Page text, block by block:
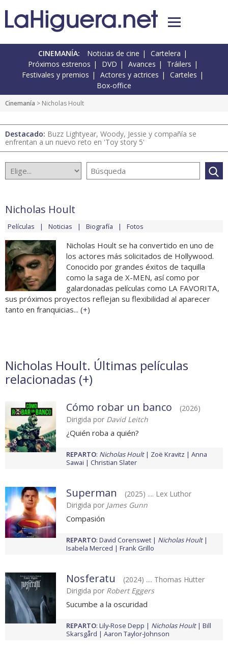
CINEMANÍA: Noticias de cine
Cartelera
Próximos estrenos
DVD Avances
Tráilers
Festivales y premios
Actores y actrices
Carteles
Box-office
Cinemanía > Nicholas Hoult
Destacado: Buzz Lightyear, Woody, Jessie y compañía se
enfrentan a un nuevo reto en 'Toy story 5'
Nicholas Hoult
Películas Noticias Biografía Fotos
Nicholas Hoult se ha convertido en uno de
los actores más solicitados de Hollywood.
Conocido por grandes éxitos de taquilla
como la saga de X-MEN, así como por
galardonadas películas como LA FAVORITA,
sus próximos proyectos reflejan su flexibilidad al aparecer
tanto en franquicias... (+)
Nicholas Hoult. Últimas películas
relacionadas (+)
Cómo robar un banco
(2026)
Dirigida por David Leitch
¿Quién roba a quién?
REPARTO: Nicholas Hoult Zoë Kravitz
Anna
Sawai
Christian Slater
Superman
(2025) .... Lex Luthor
Dirigida por James Gunn
Compasión
REPARTO: David Corenswet
Nicholas Hoult
Isabela Merced
Frank Grillo
Nosferatu
(2024) .... Thomas Hutter
Dirigida por Robert Eggers
Sucumbe a la oscuridad
REPARTO: Lily-Rose Depp Nicholas Hoult
Bill
Skarsgård
Aaron Taylor-Johnson